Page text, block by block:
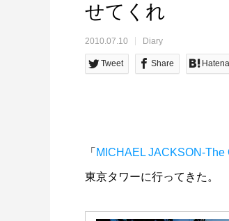
せてくれ
2010.07.10 Diary
Tweet Share Hatena
「 MICHAEL JACKSON-
東京タワーに行ってきた。